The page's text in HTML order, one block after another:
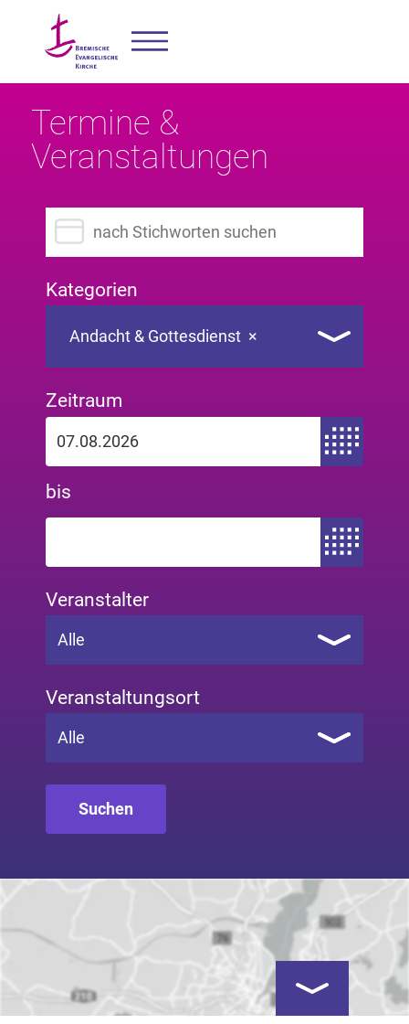
Termine &
Veranstaltungen
Suchbegriff eingeben
Kategorien
×
Andacht & Gottesdienst
Zeitraum
Zeitraum von
bis
Zeitraum bis
Veranstalter
Alle
Veranstaltungsort
Alle
Kartenansicht